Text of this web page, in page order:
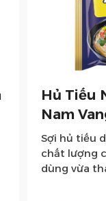
Hủ Tiếu
Nam
Sợi hủ tiếu
chất lượng
dùng vừa